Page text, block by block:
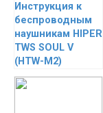
Инструкция к
беспроводным
наушникам HIPER
TWS SOUL V
(HTW-M2)